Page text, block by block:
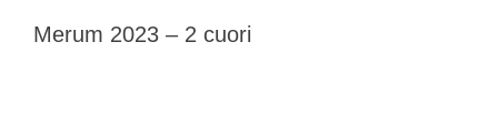
Merum 2023 – 2 cuori